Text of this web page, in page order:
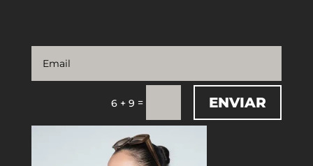
6 + 9 = ENVIAR